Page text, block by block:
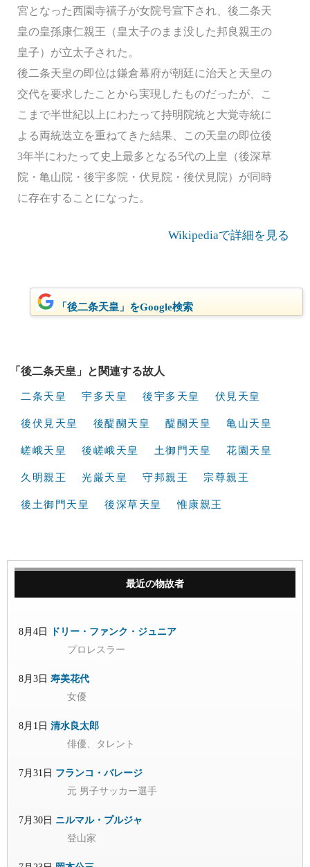
宮となった西園寺禧子が女院号宣下され、後二条天
皇の皇孫康仁親王（皇太子のまま没した邦良親王の
皇子）が立太子された。
後二条天皇の即位は鎌倉幕府が朝廷に治天と天皇の
交代を要求したことから実現したものだったが、こ
こまで半世紀以上にわたって持明院統と大覚寺統に
よる両統迭立を重ねてきた結果、この天皇の即位後
3年半にわたって史上最多となる5代の上皇（後深草
院・亀山院・後宇多院・伏見院・後伏見院）が同時
に存在することになった。
Wikipediaで詳細を見る
「後二条天皇」をGoogle検索
「後二条天皇」と関連する故人
二条天皇 宇多天皇 後宇多天皇 伏見天皇
後伏見天皇 後醍醐天皇 醍醐天皇 亀山天皇
嵯峨天皇 後嵯峨天皇 土御門天皇 花園天皇
久明親王 光厳天皇 守邦親王 宗尊親王
後土御門天皇 後深草天皇 惟康親王
最近の物故者
8月4日
ドリー・ファンク・ジュニア
プロレスラー
8月3日 寿美花代
女優
8月1日 清水良太郎
俳優、タレント
7月31日 フランコ・バレージ
元 男子サッカー選手
7月30日 ニルマル・プルジャ
登山家